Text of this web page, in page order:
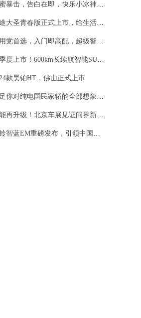
击，告白在即，快乐小冰神秘CP将于520浪漫官宣，期待值拉满！
大圣青春版正式上市，给生活点颜色看看
首选，入门即高配，超级智能轿车智己L6正式上市
上市！600km长续航智能SUV“宝骏云海”正式亮相
款昊铂HT，佛山正式上市
对纯电国民家轿的全部想象，一汽丰田bZ3即将上市
再升级！北京车展见证问界新M5的科技飞跃
蓝EM重磅发布，引领中国新能源轻卡品质升级